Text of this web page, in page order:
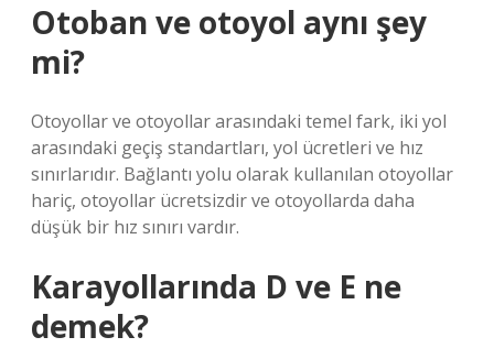
Otoban ve otoyol aynı şey
mi?
Otoyollar ve otoyollar arasındaki temel fark, iki yol
arasındaki geçiş standartları, yol ücretleri ve hız
sınırlarıdır. Bağlantı yolu olarak kullanılan otoyollar
hariç, otoyollar ücretsizdir ve otoyollarda daha
düşük bir hız sınırı vardır.
Karayollarında D ve E ne
demek?